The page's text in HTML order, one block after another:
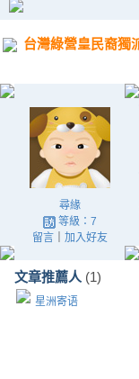
台灣綠營皇民裔獨
尋緣
等級：7
留言｜ 加入好友
文章推薦人 (1)
星洲寄语